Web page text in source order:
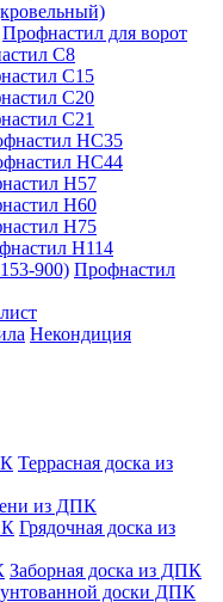
Профнастил для ворот
С8
С15
С20
С21
НС35
НС44
Н57
Н60
Н75
Н114
Профнастил
Некондиция
Террасная доска из
из ДПК
Грядочная доска из
Заборная доска из ДПК
доски ДПК